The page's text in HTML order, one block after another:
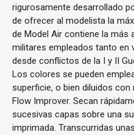
rigurosamente desarrollado
de ofrecer al modelista la
de Model Air contiene la más
militares empleados tanto en
desde conflictos de la I y II
Los colores se pueden
superficie, o bien diluidos
Flow Improver. Secan
sucesivas capas sobre una
imprimada. Transcurridas